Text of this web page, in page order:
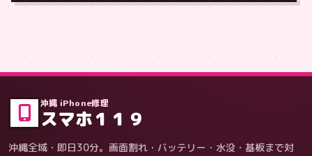
症状・内容から
沖縄 iPhone修理
スマホ１１９
沖縄全域・即日30分。画面割れ・バッテリー・水没・基板まで対